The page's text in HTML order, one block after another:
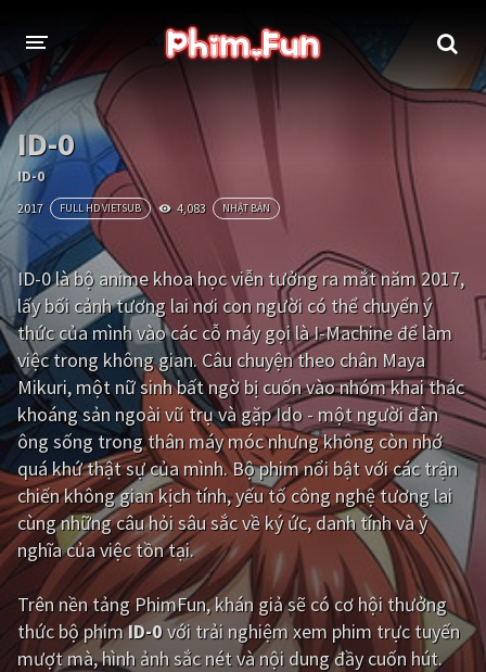
THỂ LOẠI
Thần thoại - Cổ trang
Tâm lý Chiến tranh
Võ thuật - Kiếm hiệp Nhạc kịch
Kinh dị Tội phạm - Hình sự
Phiêu lưu Hài hước
Viễn tưởng Khoa học - Tài liệu
Hoạt hình Thể thao
Tình cảm - Lãng mạn Kỳ ảo
Giật gân Gia đình
Bí ẩn Lịch sử
Viễn Tây Tiểu sử
GameShow DramaTV
ID-0
ID-0
2017 FULL HD VIETSUB 4,083 NHẬT BẢN
ID-0 là bộ anime khoa học viễn tưởng ra mắt năm 2017,
lấy bối cảnh tương lai nơi con người có thể chuyển ý
thức của mình vào các cỗ máy gọi là I-Machine để làm
việc trong không gian. Câu chuyện theo chân Maya
Mikuri, một nữ sinh bất ngờ bị cuốn vào nhóm khai thác
khoáng sản ngoài vũ trụ và gặp Ido - một người đàn
ông sống trong thân máy móc nhưng không còn nhớ
quá khứ thật sự của mình. Bộ phim nổi bật với các trận
chiến không gian kịch tính, yếu tố công nghệ tương lai
cùng những câu hỏi sâu sắc về ký ức, danh tính và ý
nghĩa của việc tồn tại.
Trên nền tảngPhimFun, khán giả sẽ có cơ hội thưởng
thức bộ phimID-0với trải nghiệm xem phim trực tuyến
mượt mà, hình ảnh sắc nét và nội dung đầy cuốn hút.